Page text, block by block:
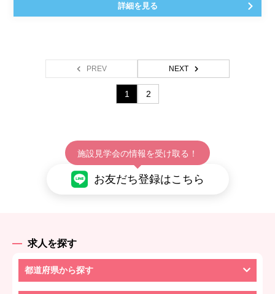
詳細を見る
PREV NEXT
1 2
施設見学会の情報を受け取る！
お友だち登録はこちら
求人を探す
都道府県から探す